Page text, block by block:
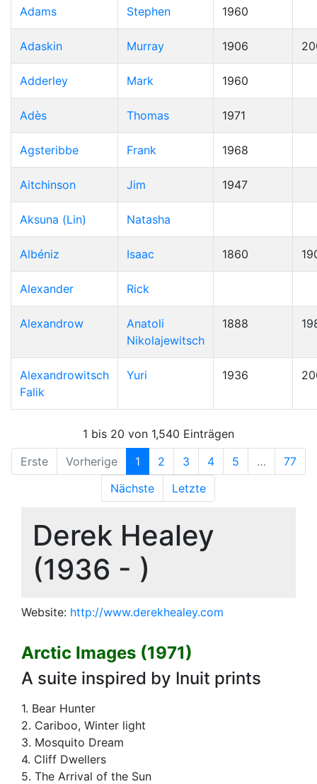
Adams Stephen 1960
Adaskin Murray 1906
Adderley Mark 1960
Adès Thomas 1971
Agsteribbe Frank 1968
Aitchinson Jim 1947
Aksuna (Lin) Natasha
Albéniz Isaac 1860
Alexander Rick
Alexandrow
Anatoli
Nikolajewitsch
1888
Alexandrowitsch
Falik
Yuri 1936
1 bis 20 von 1,540 Einträgen
Erste
Vorherige 1 2 3 4 5 …
77
Nächste
Letzte
Derek Healey
(1936 - )
Website: http://www.derekhealey.com
Arctic Images (1971)
A suite inspired by Inuit prints
1. Bear Hunter
2. Cariboo, Winter light
3. Mosquito Dream
4. Cliff Dwellers
5. The Arrival of the Sun